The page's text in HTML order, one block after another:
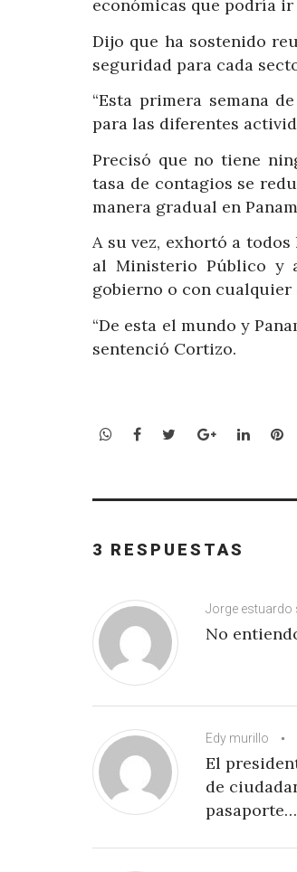
económicas que podría
Dijo que ha sostenido
seguridad para cada
“Esta primera semana
para las diferentes
Precisó que no tiene
tasa de contagios se
manera gradual en
A su vez, exhortó a
al Ministerio Público y
gobierno o con cualquier
“De esta el mundo y
sentenció Cortizo.
WhatsApp
Facebook
TwitterGoogle+
3 RESPUESTAS
Jorge estuardo
No
Edy murillo
El
de